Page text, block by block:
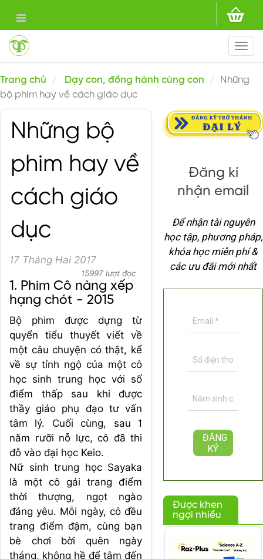
Trang chủ Dạy con, đồng hành cùng con
Những
bộ phim hay về cách giáo dục
Những bộ
phim hay về
cách giáo
dục
17 Tháng Hai 2017
15997 lượt đọc
1. Phim Cô nàng xếp
hạng chót - 2015
Bộ phim được dựng từ
quyển tiểu thuyết viết về
một câu chuyện có thật, kể
về sự tỉnh ngộ của một cô
học sinh trung học với số
điểm thấp sau khi được
thầy giáo phụ đạo tư vấn
tâm lý. Cuối cùng, sau 1
năm rưỡi nỗ lực, cô đã thi
đỗ vào đại học Keio.
Nữ sinh trung học Sayaka
là một cô gái trang điểm
thời thượng, ngọt ngào
đáng yêu. Mỗi ngày, cô đều
trang điểm đậm, cùng bạn
bè chơi bời quên ngày
tháng, không hề để tâm đến
Đăng kí
nhận email
Để nhận tài nguyên
học tập, phương pháp,
khóa học miễn phí &
các ưu đãi mới nhất
Được khen
ngợi nhiều